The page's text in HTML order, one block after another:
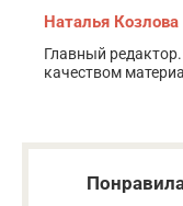
Наталья Козлова
Главный
качеством